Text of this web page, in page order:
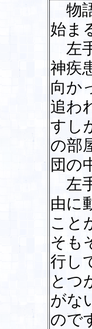
物
始ま
左
神疾
向か
追わ
すし
の部
団の
左
由に
こと
そも
行し
とつ
がな
ので